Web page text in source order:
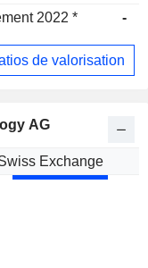
2022 * -
de valorisation
AG